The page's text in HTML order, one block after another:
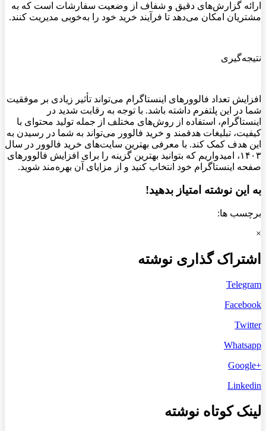
ارائه گزارش‌های دقیق و شفاف از وضعیت سفارشات است که به
مشتریان امکان می‌دهد تا فرآیند خرید خود را به‌خوبی مدیریت کنند.
نتیجه‌گیری
افزایش تعداد فالوورهای اینستاگرام می‌تواند تأثیر زیادی بر موفقیت
شما در این پلتفرم داشته باشد. با توجه به رقابت شدید در
اینستاگرام، استفاده از روش‌های مختلف از جمله تولید محتوای با
کیفیت، تبلیغات هدفمند و خرید فالوور می‌تواند به شما در رسیدن به
این هدف کمک کند. با معرفی بهترین سایت‌های خرید فالوور در سال
۱۴۰۳، امیدواریم که بتوانید بهترین گزینه را برای افزایش فالوورهای
صفحه اینستاگرام خود انتخاب کنید و از مزایای آن بهره‌مند شوید.
به این نوشته امتیاز بدهید!
برچسب ها:
×
اشتراک گذاری نوشته
Telegram
Facebook
Twitter
Whatsapp
+Google
Linkedin
لینک کوتاه نوشته